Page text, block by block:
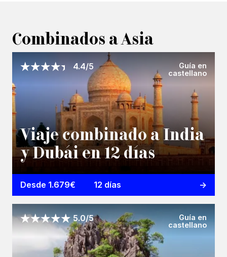
Combinados a Asia
4.4/5
Guía en
castellano
Viaje combinado a India
y Dubái en 12 días
Desde 1.679€ 12 días
5.0/5
Guía en
castellano